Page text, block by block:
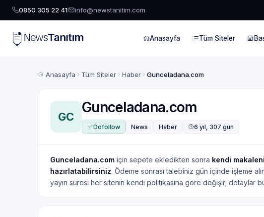
0850 305 22 41 info@newstanitim.com
Anasayfa Tüm Siteler
Anasayfa Tüm Siteler Haber Gunceladana.com
GC
Gunceladana.com
Dofollow News Haber 6 yıl, 307 gün
Gunceladana.com için sepete ekledikten sonra kendi
hazırlatabilirsiniz. Ödeme sonrası talebiniz gün içinde işleme
yayın süresi her sitenin kendi politikasına göre değişir; detaylar